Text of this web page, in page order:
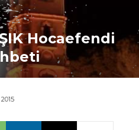
Hocaefendi